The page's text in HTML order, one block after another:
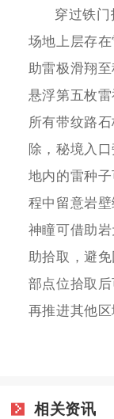
穿过铁门
场地上层存
助雷极滑翔
悬浮第五枚
所有带纹路
除，秘境入
地内的雷种
程中留意岩
神瞳可借助
助拾取，避
部点位拾取
再推进其他区
相关资讯